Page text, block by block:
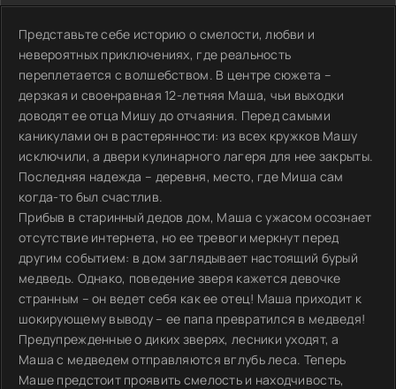
Представьте себе историю о смелости, любви и
невероятных приключениях, где реальность
переплетается с волшебством. В центре сюжета –
дерзкая и своенравная 12-летняя Маша, чьи выходки
доводят ее отца Мишу до отчаяния. Перед самыми
каникулами он в растерянности: из всех кружков Машу
исключили, а двери кулинарного лагеря для нее закрыты.
Последняя надежда – деревня, место, где Миша сам
когда-то был счастлив.
Прибыв в старинный дедов дом, Маша с ужасом осознает
отсутствие интернета, но ее тревоги меркнут перед
другим событием: в дом заглядывает настоящий бурый
медведь. Однако, поведение зверя кажется девочке
странным – он ведет себя как ее отец! Маша приходит к
шокирующему выводу – ее папа превратился в медведя!
Предупрежденные о диких зверях, лесники уходят, а
Маша с медведем отправляются вглубь леса. Теперь
Маше предстоит проявить смелость и находчивость,